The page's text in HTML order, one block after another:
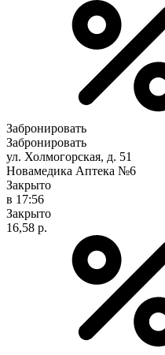
Забронировать
Забронировать
ул. Холмогорская, д. 51
Новамедика Аптека №6
Закрыто
в 17:56
Закрыто
16,58 р.